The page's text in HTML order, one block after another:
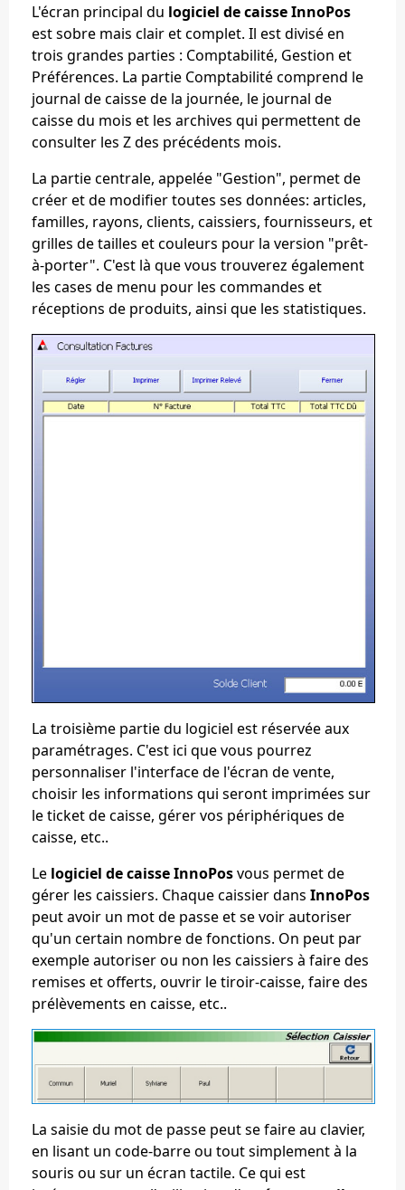
L'écran principal du logiciel de caisse InnoPos
est sobre mais clair et complet. Il est divisé en
trois grandes parties : Comptabilité, Gestion et
Préférences. La partie Comptabilité comprend le
journal de caisse de la journée, le journal de
caisse du mois et les archives qui permettent de
consulter les Z des précédents mois.
La partie centrale, appelée "Gestion", permet de
créer et de modifier toutes ses données: articles,
familles, rayons, clients, caissiers, fournisseurs, et
grilles de tailles et couleurs pour la version "prêt-
à-porter". C'est là que vous trouverez également
les cases de menu pour les commandes et
réceptions de produits, ainsi que les statistiques.
La troisième partie du logiciel est réservée aux
paramétrages. C'est ici que vous pourrez
personnaliser l'interface de l'écran de vente,
choisir les informations qui seront imprimées sur
le ticket de caisse, gérer vos périphériques de
caisse, etc..
Le logiciel de caisse InnoPosvous permet de
gérer les caissiers. Chaque caissier dans InnoPos
peut avoir un mot de passe et se voir autoriser
qu'un certain nombre de fonctions. On peut par
exemple autoriser ou non les caissiers à faire des
remises et offerts, ouvrir le tiroir-caisse, faire des
prélèvements en caisse, etc..
La saisie du mot de passe peut se faire au clavier,
en lisant un code-barre ou tout simplement à la
souris ou sur un écran tactile. Ce qui est